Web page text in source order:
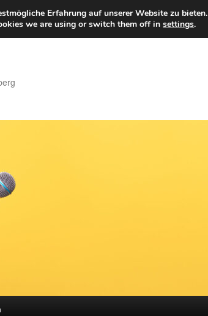
Erfahrung auf unserer Website zu bieten.
we are using or switch them off insettings.